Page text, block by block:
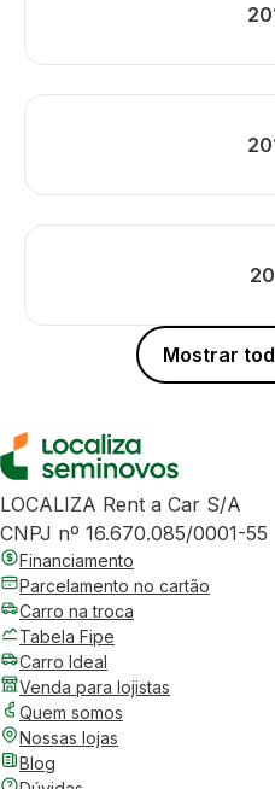
Mostrar
LOCALIZA Rent a Car S/A
CNPJ nº 16.670.085/0001-55
Financiamento
Parcelamento no cartão
Carro na troca
Tabela Fipe
Carro Ideal
Venda para lojistas
Quem somos
Nossas lojas
Blog